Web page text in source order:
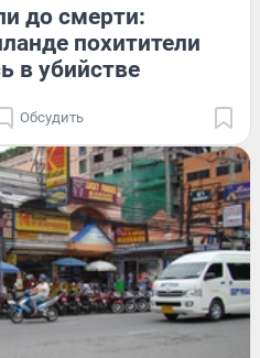
до смерти:
похитители
в убийстве
Обсудить